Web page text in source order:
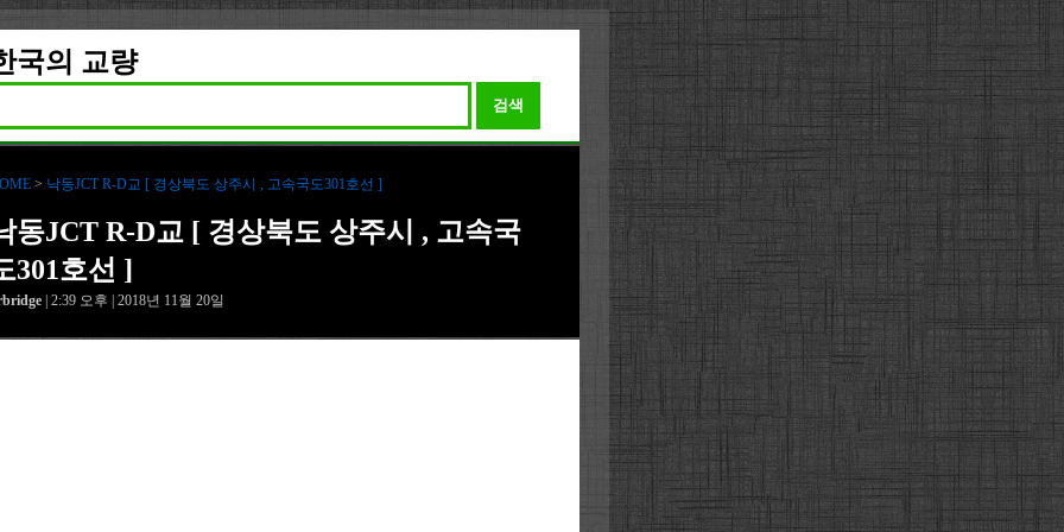
국의 교량
검색
> 낙동JCT R-D교 [ 경상북도 상주시 , 고속국도301호선 ]
동JCT R-D교 [ 경상북도 상주시 , 고속국
301호선 ]
| 2:39 오후 | 2018년 11월 20일